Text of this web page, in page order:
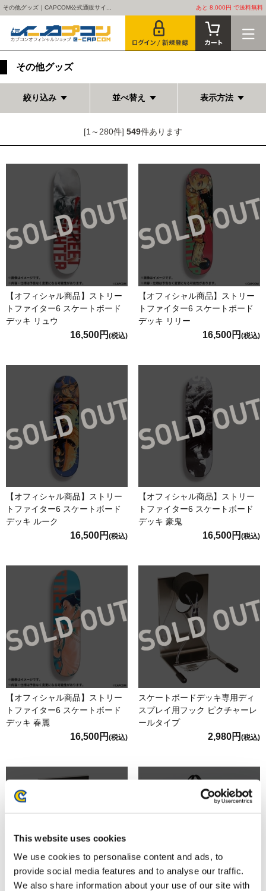
This website uses cookies
We use cookies to personalise content and ads, to
provide social media features and to analyse our traffic.
We also share information about your use of our site with
その他グッズ｜CAPCOM公式通販サイ... あと 8,000円 で送料無料
その他グッズ
絞り込み 並べ替え 表示方法
[1～280件] 549件あります
【オフィシャル商品】ストリー
トファイター6 スケートボード
デッキ リュウ
16,500円 (税込)
【オフィシャル商品】ストリー
トファイター6 スケートボード
デッキ リリー
16,500円 (税込)
【オフィシャル商品】ストリー
トファイター6 スケートボード
デッキ ルーク
16,500円 (税込)
【オフィシャル商品】ストリー
トファイター6 スケートボード
デッキ 豪鬼
16,500円 (税込)
【オフィシャル商品】ストリー
トファイター6 スケートボード
デッキ 春麗
16,500円 (税込)
スケートボードデッキ専用ディ
スプレイ用フック ピクチャーレ
ールタイプ
2,980円 (税込)